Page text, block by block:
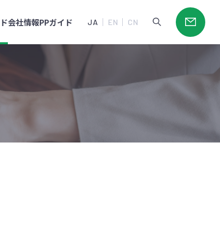
会社情報PPガイド JA EN CN